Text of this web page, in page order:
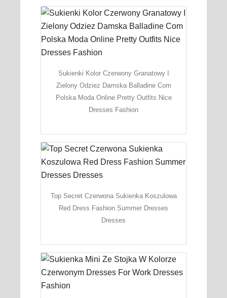
Sukienki Kolor Czerwony Granatowy I
Zielony Odziez Damska Balladine Com
Polska Moda Online Pretty Outfits Nice
Dresses Fashion
Top Secret Czerwona Sukienka Koszulowa
Red Dress Fashion Summer Dresses
Dresses